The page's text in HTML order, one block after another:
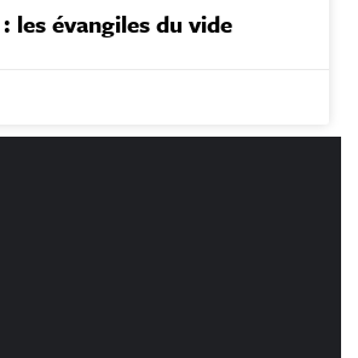
les évangiles du vide